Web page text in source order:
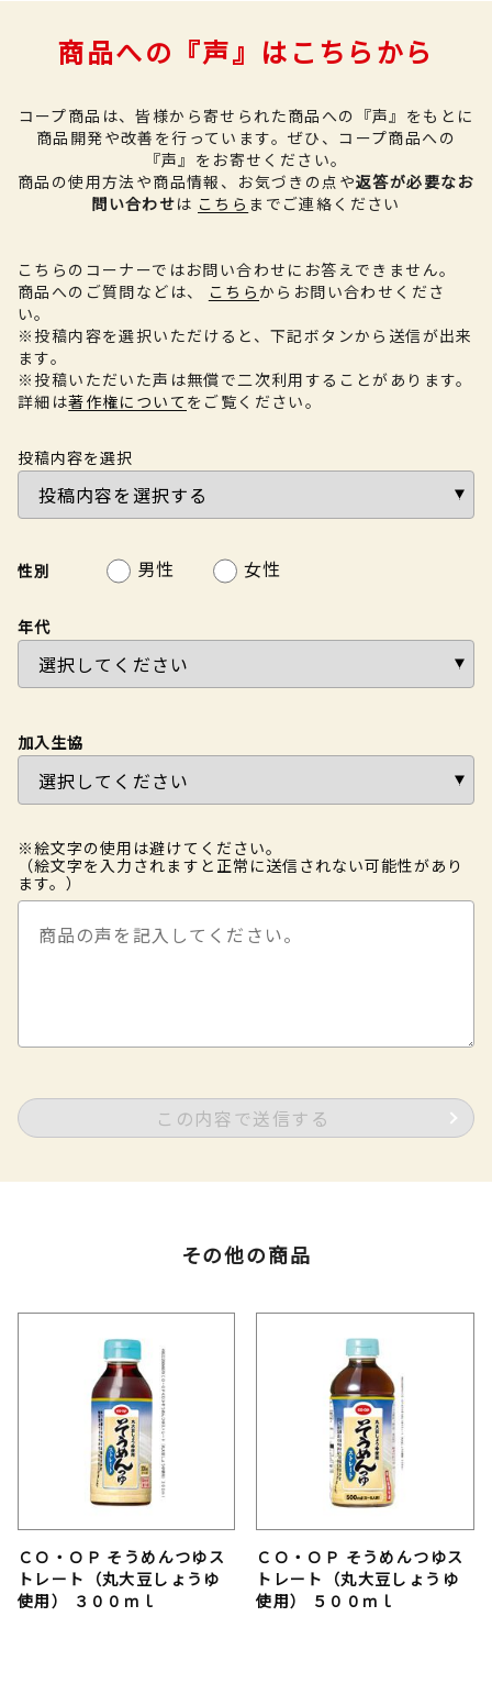
商品への『声』はこちらから
コープ商品は、皆様から寄せられた商品への『声』をもとに
商品開発や改善を行っています。 ぜひ、コープ商品への
『声』をお寄せください。
商品の使用方法や商品情報、お気づきの点や返答が必要なお
問い合わせは こちら までご連絡ください
こちらのコーナーではお問い合わせにお答えできません。
商品へのご質問などは、
こちらからお問い合わせくださ
い。
※投稿内容を選択いただけると、下記ボタンから送信が出来
ます。
※投稿いただいた声は無償で二次利用することがあります。
詳細は著作権について をご覧ください。
投稿内容を選択
性別 男性 女性
年代
加入生協
※絵文字の使用は避けてください。
（絵文字を入力されますと正常に送信されない可能性があり
ます。）
この内容で送信する
その他の商品
ＣＯ・ＯＰ そうめんつゆス
トレート（丸大豆しょうゆ
使用） ３００ｍｌ
ＣＯ・ＯＰ そうめんつゆス
トレート（丸大豆しょうゆ
使用） ５００ｍｌ